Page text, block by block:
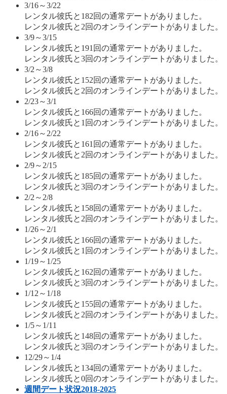
3/16～3/22
レンタル彼氏と182回の通常デートがありました。
レンタル彼氏と2回のオンラインデートがありました。
3/9～3/15
レンタル彼氏と191回の通常デートがありました。
レンタル彼氏と3回のオンラインデートがありました。
3/2～3/8
レンタル彼氏と152回の通常デートがありました。
レンタル彼氏と2回のオンラインデートがありました。
2/23～3/1
レンタル彼氏と166回の通常デートがありました。
レンタル彼氏と1回のオンラインデートがありました。
2/16～2/22
レンタル彼氏と161回の通常デートがありました。
レンタル彼氏と2回のオンラインデートがありました。
2/9～2/15
レンタル彼氏と185回の通常デートがありました。
レンタル彼氏と3回のオンラインデートがありました。
2/2～2/8
レンタル彼氏と158回の通常デートがありました。
レンタル彼氏と2回のオンラインデートがありました。
1/26～2/1
レンタル彼氏と166回の通常デートがありました。
レンタル彼氏と1回のオンラインデートがありました。
1/19～1/25
レンタル彼氏と162回の通常デートがありました。
レンタル彼氏と3回のオンラインデートがありました。
1/12～1/18
レンタル彼氏と155回の通常デートがありました。
レンタル彼氏と2回のオンラインデートがありました。
1/5～1/11
レンタル彼氏と148回の通常デートがありました。
レンタル彼氏と3回のオンラインデートがありました。
12/29～1/4
レンタル彼氏と134回の通常デートがありました。
レンタル彼氏と0回のオンラインデートがありました。
週間デート状況2018-2025